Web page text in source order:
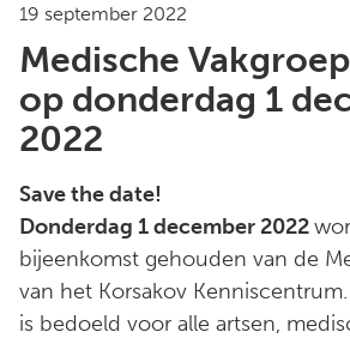
19 september 2022
Medische
op donderdag 1
2022
Save the date!
Donderdag 1 december 2022
bijeenkomst gehouden van de
van het Korsakov
is bedoeld voor alle artsen,